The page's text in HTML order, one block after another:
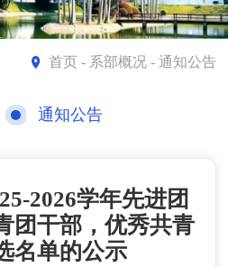
首页- 系部概况 - 通知公告
通知公告
2026学年先进团
团干部，优秀共青
名单的公示